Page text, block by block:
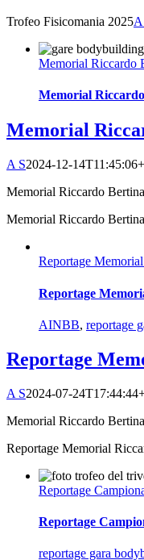
Trofeo Fisicomania 2025A
Memorial Riccardo
Memorial
Memorial
A S2024-12-
Memorial Riccardo
Memorial Riccardo
Reportage
Reportage
AINBB, reportage
Reportage
A S2024-07-
Memorial Riccardo
Reportage Memorial
Reportage
Reportage
reportage gara